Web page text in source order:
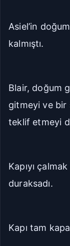
Asiel’in
kalmıştı.
Blair, doğum
gitmeyi ve bir
teklif etmeyi
Kapıyı
duraksadı.
Kapı tam